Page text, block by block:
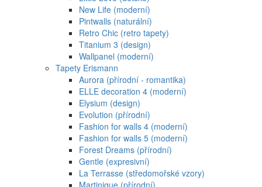
New Life (moderní)
Pintwalls (naturální)
Retro Chic (retro tapety)
Titanium 3 (design)
Wallpanel (moderní)
Tapety Erismann
Aurora (přírodní - romantika)
ELLE decoration 4 (moderní)
Elysium (design)
Evolution (přírodní)
Fashion for walls 4 (moderní)
Fashion for walls 5 (moderní)
Forest Dreams (přírodní)
Gentle (expresivní)
La Terrasse (středomořské vzory)